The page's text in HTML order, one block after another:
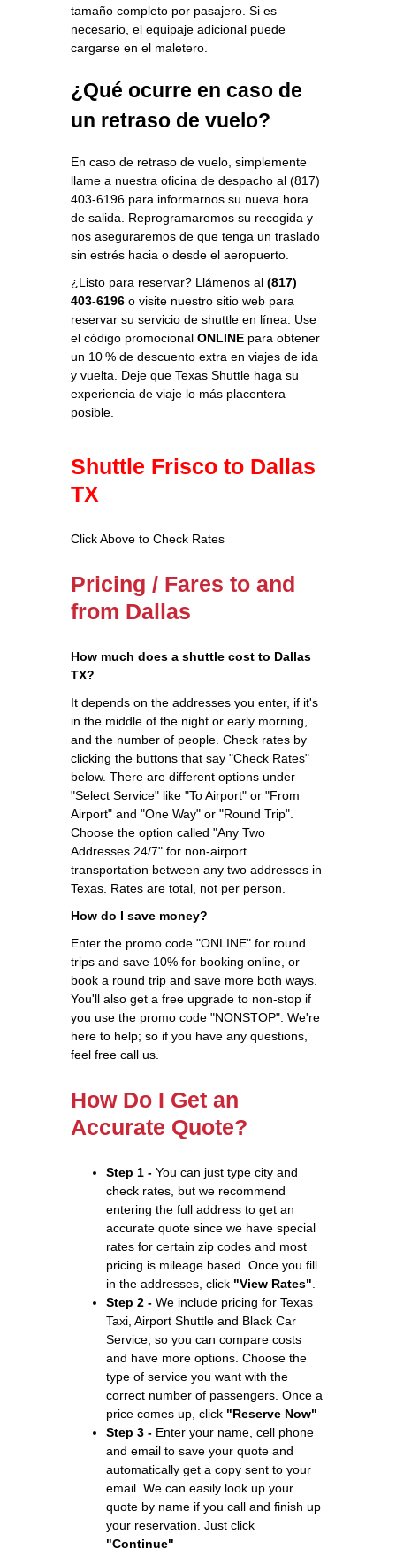
tamaño completo por pasajero. Si es
necesario, el equipaje adicional puede
cargarse en el maletero.
¿Qué ocurre en caso de
un retraso de vuelo?
En caso de retraso de vuelo, simplemente
llame a nuestra oficina de despacho al (817)
403-6196 para informarnos su nueva hora
de salida. Reprogramaremos su recogida y
nos aseguraremos de que tenga un traslado
sin estrés hacia o desde el aeropuerto.
¿Listo para reservar? Llámenos al (817)
403-6196 o visite nuestro sitio web para
reservar su servicio de shuttle en línea. Use
el código promocional ONLINE para obtener
un 10 % de descuento extra en viajes de ida
y vuelta. Deje que Texas Shuttle haga su
experiencia de viaje lo más placentera
posible.
Shuttle Frisco to Dallas
TX
Click Above to Check Rates
Pricing / Fares to and
from Dallas
How much does a shuttle cost to Dallas
TX?
It depends on the addresses you enter, if it's
in the middle of the night or early morning,
and the number of people. Check rates by
clicking the buttons that say "Check Rates"
below. There are different options under
"Select Service" like "To Airport" or "From
Airport" and "One Way" or "Round Trip".
Choose the option called "Any Two
Addresses 24/7" for non-airport
transportation between any two addresses in
Texas. Rates are total, not per person.
How do I save money?
Enter the promo code "ONLINE" for round
trips and save 10% for booking online, or
book a round trip and save more both ways.
You'll also get a free upgrade to non-stop if
you use the promo code "NONSTOP". We're
here to help; so if you have any questions,
feel free call us.
How Do I Get an
Accurate Quote?
Step 1 - You can just type city and
check rates, but we recommend
entering the full address to get an
accurate quote since we have special
rates for certain zip codes and most
pricing is mileage based. Once you fill
in the addresses, click "View Rates"
Step 2 - We include pricing for Texas
Taxi, Airport Shuttle and Black Car
Service, so you can compare costs
and have more options. Choose the
type of service you want with the
correct number of passengers. Once a
price comes up, click "Reserve Now"
Step 3 - Enter your name, cell phone
and email to save your quote and
automatically get a copy sent to your
email. We can easily look up your
quote by name if you call and finish up
your reservation. Just click
"Continue"